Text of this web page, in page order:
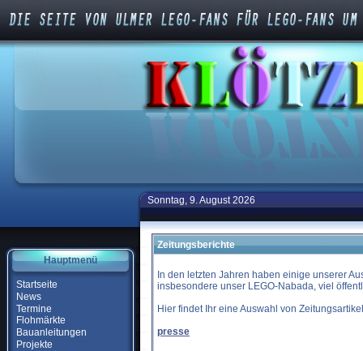
Hauptmenü
Startseite
News
Termine
Flohmärkte
Bauanleitungen
Projekte
Sonntag, 9. August 2026
Zeitungsberichte
In den letzten Jahren haben einige unserer
insbesondere unser LEGO-Nabada, viel
Hier findet Ihr eine Auswahl von
presse